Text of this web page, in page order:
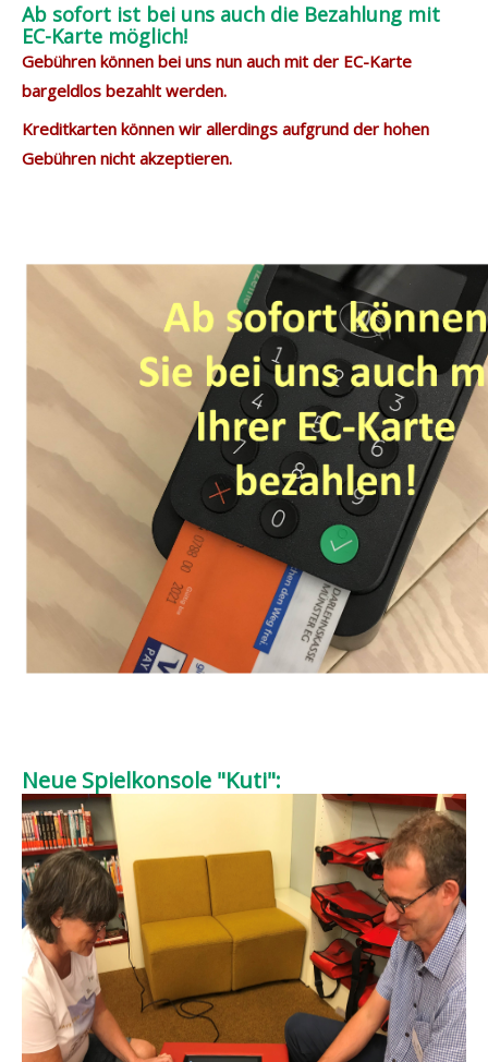
Ab sofort ist bei uns auch die Bezahlung mit
EC-Karte möglich!
Gebühren können bei uns nun auch mit der EC-Karte
bargeldlos bezahlt werden.
Kreditkarten können wir allerdings aufgrund der hohen
Gebühren nicht akzeptieren.
Neue Spielkonsole "Kuti":